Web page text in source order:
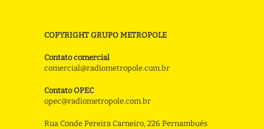
COPYRIGHT GRUPO METROPOLE
Contato comercial
comercial@radiometropole.com.br
Contato OPEC
opec@radiometropole.com.br
Rua Conde Pereira Carneiro, 226 Pernambués